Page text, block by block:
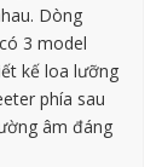
Dòng
3 model
kế loa lưỡng
phía sau
âm đáng